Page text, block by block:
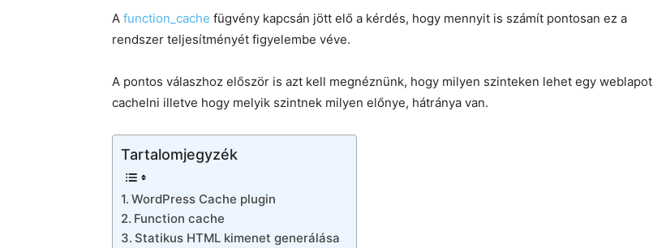
A function_cache fügvény kapcsán jött elő a kérdés, hogy mennyit is számít pontosan ez a
rendszer teljesítményét figyelembe véve.
A pontos válaszhoz először is azt kell megnéznünk, hogy milyen szinteken lehet egy weblapot
cachelni illetve hogy melyik szintnek milyen előnye, hátránya van.
Tartalomjegyzék
WordPress Cache plugin
Function cache
Statikus HTML kimenet generálása